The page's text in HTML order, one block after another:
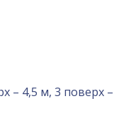
– 4,5 м, 3 поверх –